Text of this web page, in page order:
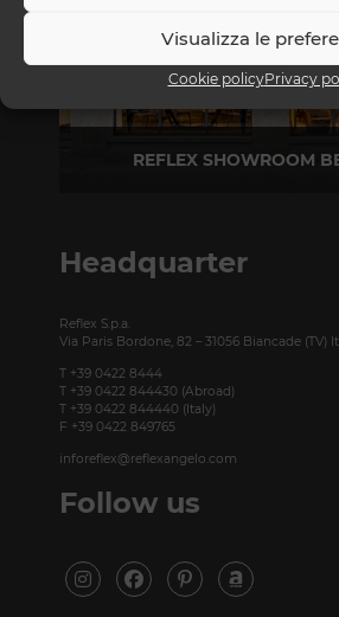
Visualizza le
Cookie policyPrivacy
REFLEX SHOWROOM
Headquarter
Reflex S.p.a.
Via Paris Bordone, 82 – 31056 Biancade (TV)
T +39 0422 8444
T +39 0422 844430 (Abroad)
T +39 0422 844440 (Italy)
F +39 0422 849765
inforeflex@reflexangelo.com
Follow us